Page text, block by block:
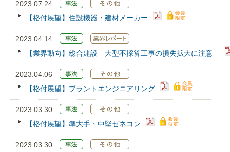
2023.07.24
【格付展望】住設機器・建材メーカー
2023.04.14
【業界動向】総合建設―大型不採算工事の損失拡大に注意―
2023.04.06
【格付展望】プラントエンジニアリング
2023.03.30
【格付展望】準大手・中堅ゼネコン
2023.03.30